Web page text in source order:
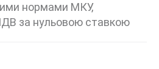
нормами МКУ,
за нульовою ставкою